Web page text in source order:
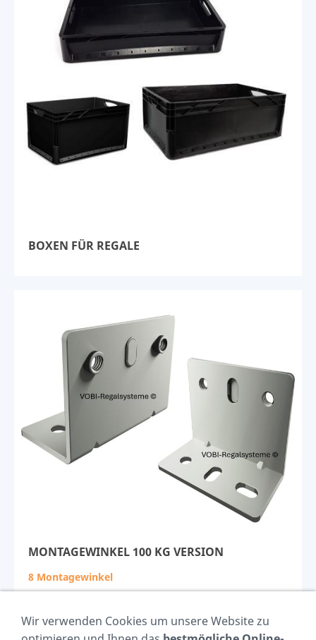
BOXEN FÜR REGALE
MONTAGEWINKEL 100 KG VERSION
8 Montagewinkel
Tiefe: 26 mm
Wir verwenden Cookies um unsere Website zu